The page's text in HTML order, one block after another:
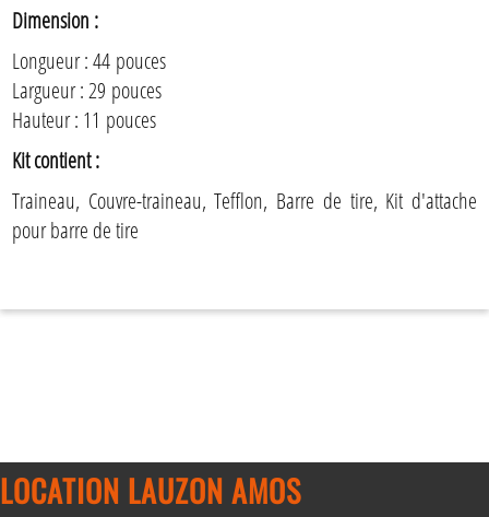
Dimension :
Longueur : 44 pouces
Largueur : 29 pouces
Hauteur : 11 pouces
Kit contient :
Traineau, Couvre-traineau, Tefflon, Barre de tire, Kit d'attache
pour barre de tire
LOCATION LAUZON AMOS